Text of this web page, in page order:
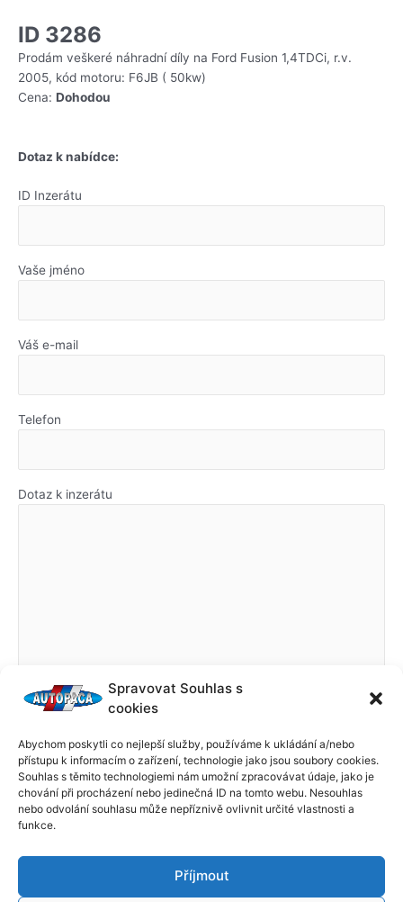
Spravovat Souhlas s
cookies
Abychom poskytli co nejlepší služby, používáme k ukládání a/nebo
přístupu k informacím o zařízení, technologie jako jsou soubory cookies.
Souhlas s těmito technologiemi nám umožní zpracovávat údaje, jako je
chování při procházení nebo jedinečná ID na tomto webu. Nesouhlas
nebo odvolání souhlasu může nepříznivě ovlivnit určité vlastnosti a
funkce.
Příjmout
ID 3286
Prodám veškeré náhradní díly na Ford Fusion 1,4TDCi, r.v.
2005, kód motoru: F6JB ( 50kw)
Cena: Dohodou
Dotaz k nabídce:
ID Inzerátu
Vaše jméno
Váš e-mail
Telefon
Dotaz k inzerátu